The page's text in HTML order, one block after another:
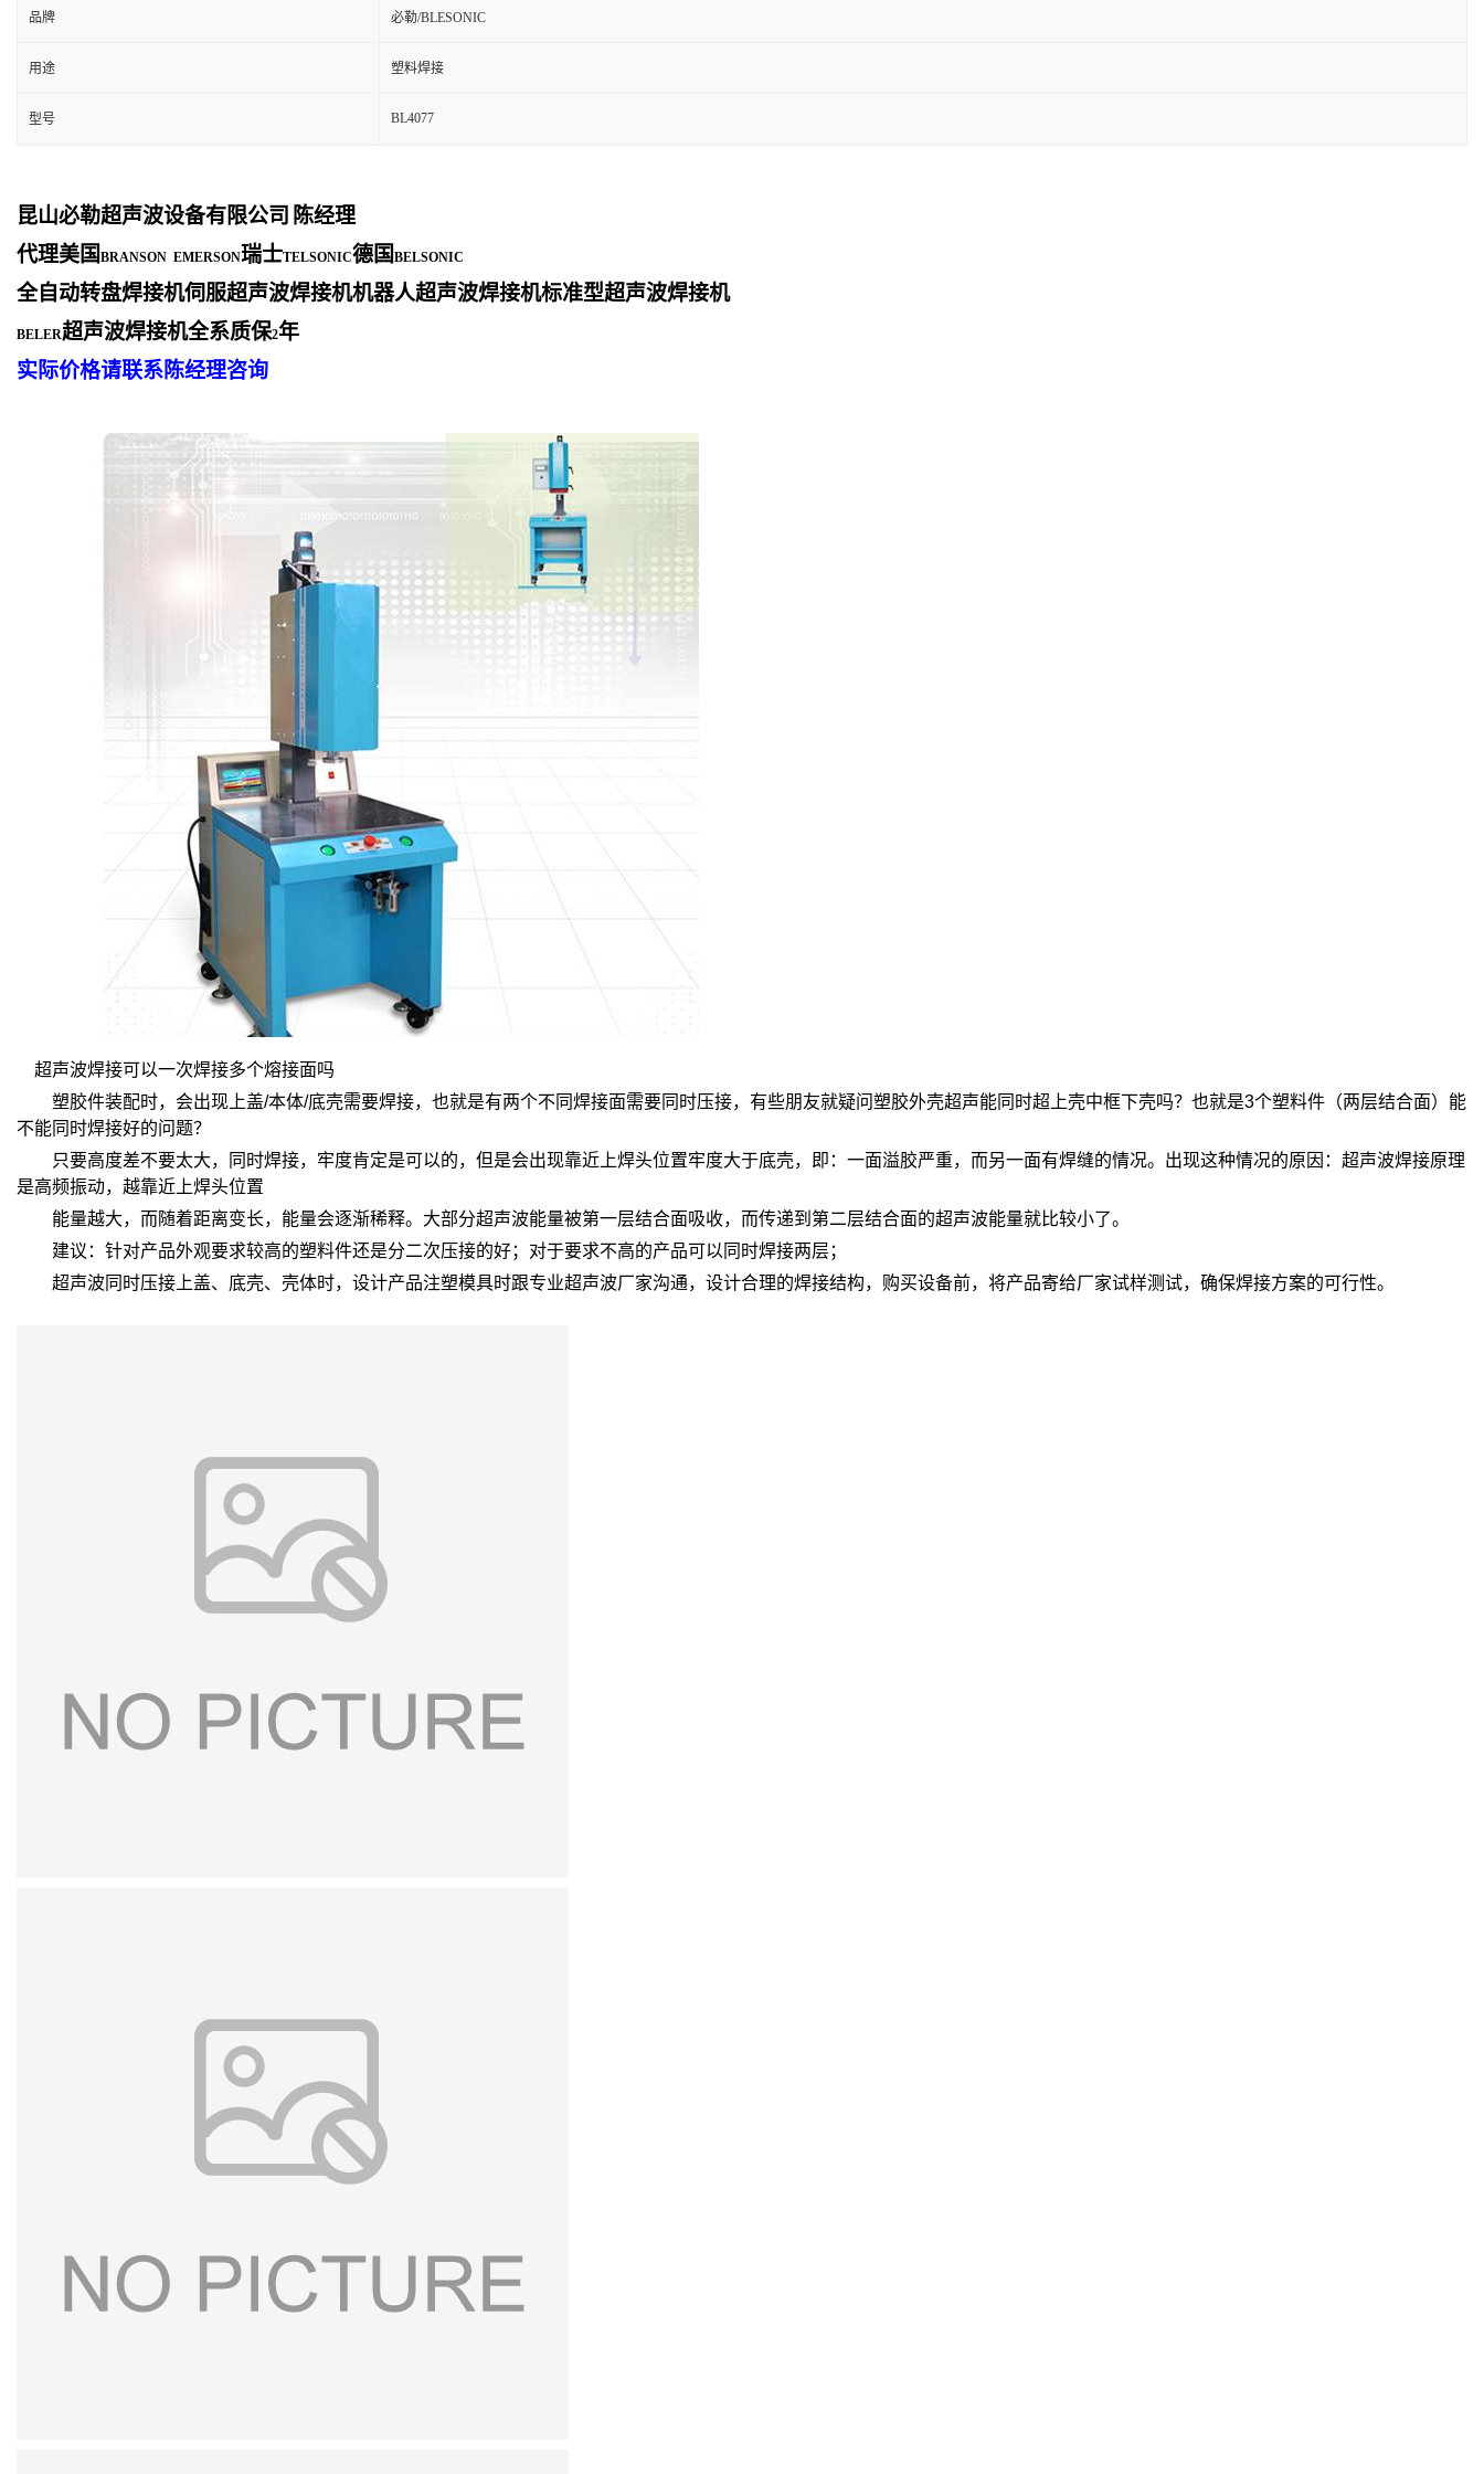
品牌 必勒/BLESONIC
用途 塑料焊接
型号 BL4077
昆山必勒超声波设备有限公司 陈经理
代理美国 BRANSON EMERSON瑞士TELSONIC德国 BELSONIC
全自动转盘焊接机伺服超声波焊接机机器人超声波焊接机标准型超声波焊接机
BELER超声波焊接机全系质保2年
实际价格请联系陈经理咨询
超声波焊接可以一次焊接多个熔接面吗
塑胶件装配时，会出现上盖/本体/底壳需要焊接，也就是有两个不同焊接面需要同时压接，有些朋友就疑问塑胶外壳超声能同时超上壳中框下壳吗？也就是3个塑料件（两层结合面）能
不能同时焊接好的问题？
只要高度差不要太大，同时焊接，牢度肯定是可以的，但是会出现靠近上焊头位置牢度大于底壳，即：一面溢胶严重，而另一面有焊缝的情况。出现这种情况的原因：超声波焊接原理
是高频振动，越靠近上焊头位置
能量越大，而随着距离变长，能量会逐渐稀释。大部分超声波能量被第一层结合面吸收，而传递到第二层结合面的超声波能量就比较小了。
建议：针对产品外观要求较高的塑料件还是分二次压接的好；对于要求不高的产品可以同时焊接两层；
超声波同时压接上盖、底壳、壳体时，设计产品注塑模具时跟专业超声波厂家沟通，设计合理的焊接结构，购买设备前，将产品寄给厂家试样测试，确保焊接方案的可行性。